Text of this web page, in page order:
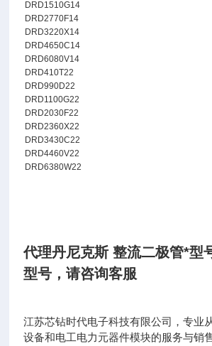
DRD1510G14
DRD2770F14
DRD3220X14
DRD4650C14
DRD6080V14
DRD410T22
DRD990D22
DRD1100G22
DRD2030F22
DRD2360X22
DRD3430C22
DRD4460V22
DRD6380W22
代理丹尼克斯 整流二极管*型
型号，请咨询客服
江苏芯钻时代电子科技有限公司，专业
设备和电工电力元器件模块的服务与销